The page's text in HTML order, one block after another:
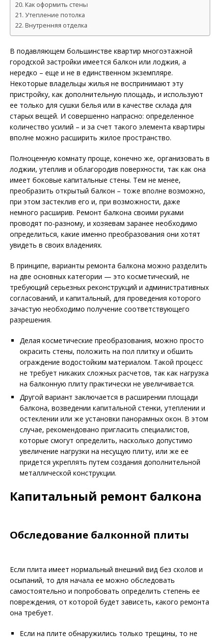
Как оформить стены
Утепление потолка
Внутренняя отделка
В подавляющем большинстве квартир многоэтажной
городской застройки имеется балкон или лоджия, а
нередко – еще и не в единственном экземпляре.
Некоторые владельцы жилья не воспринимают эту
пристройку, как дополнительную площадь, и используют
ее только для сушки белья или в качестве склада для
старых вещей. И совершенно напрасно: определенное
количество усилий – и за счет такого элемента квартиры
вполне можно расширить жилое пространство.
Полноценную комнату проще, конечно же, организовать в
лоджии, утеплив и облагородив поверхности, так как она
имеет боковые капитальные стены. Тем не менее,
преобразить открытый балкон – тоже вполне возможно,
при этом застеклив его и, при возможности, даже
немного расширив. Ремонт балкона своими руками
проводят по-разному, и хозяевам заранее необходимо
определиться, какие именно преобразования они хотят
увидеть в своих владениях.
В принципе, варианты ремонта балкона можно разделить
на две основных категории — это косметический, не
требующий серьезных реконструкций и административных
согласований, и капитальный, для проведения которого
зачастую необходимо получение соответствующего
разрешения.
Делая косметические преобразования, можно просто
окрасить стены, положить на пол плитку и обшить
ограждение водостойким материалом. Такой процесс
не требует никаких сложных расчетов, так как нагрузка
на балконную плиту практически не увеличивается.
Другой вариант заключается в расширении площади
балкона, возведении капитальной стенки, утеплении и
остеклении или же установки панорамных окон. В этом
случае, рекомендовано пригласить специалистов,
которые смогут определить, насколько допустимо
увеличение нагрузки на несущую плиту, или же ее
придется укреплять путем создания дополнительной
металлической конструкции.
Капитальный ремонт балкона
Обследование балконной плиты
Если плита имеет нормальный внешний вид без сколов и
осыпаний, то для начала ее можно обследовать
самостоятельно и попробовать определить степень ее
повреждения, от которой будет зависеть, какого ремонта
она требует.
Если на плите обнаружились только трещины, то не